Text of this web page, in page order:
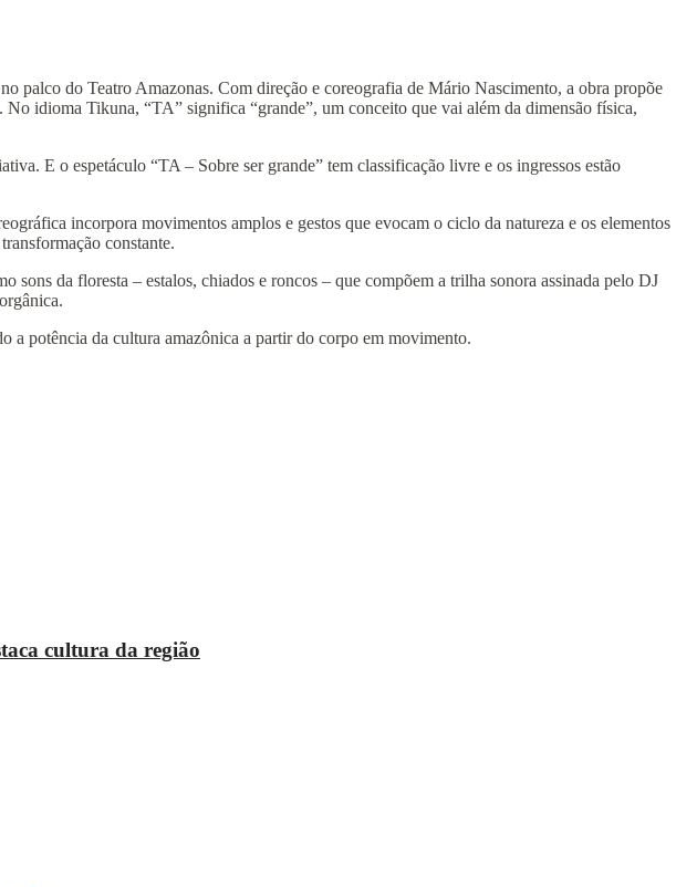
palco do Teatro Amazonas. Com direção e coreografia de Mário Nascimento, a obra propõe
idioma Tikuna, “TA” significa “grande”, um conceito que vai além da dimensão física,
E o espetáculo “TA – Sobre ser grande” tem classificação livre e os ingressos estão
incorpora movimentos amplos e gestos que evocam o ciclo da natureza e os elementos
constante.
da floresta – estalos, chiados e roncos – que compõem a trilha sonora assinada pelo DJ
a potência da cultura amazônica a partir do corpo em movimento.
cultura da região